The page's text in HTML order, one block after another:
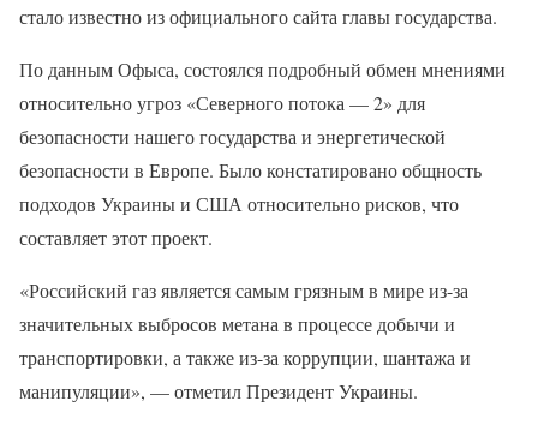
стало известно из официального сайта главы государства.
По данным Офыса, состоялся подробный обмен мнениями
относительно угроз «Северного потока — 2» для
безопасности нашего государства и энергетической
безопасности в Европе. Было констатировано общность
подходов Украины и США относительно рисков, что
составляет этот проект.
«Российский газ является самым грязным в мире из-за
значительных выбросов метана в процессе добычи и
транспортировки, а также из-за коррупции, шантажа и
манипуляции», — отметил Президент Украины.